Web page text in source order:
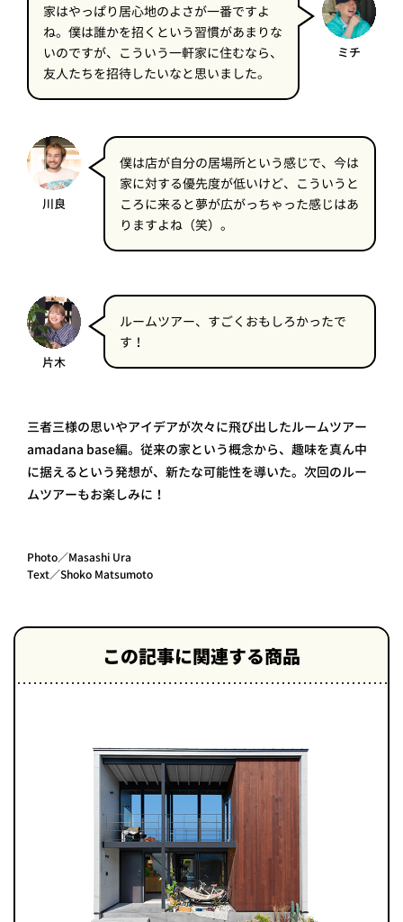
ミチ
家はやっぱり居心地のよさが一番ですよ
ね。僕は誰かを招くという習慣があまりな
いのですが、こういう一軒家に住むなら、
友人たちを招待したいなと思いました。
川良
僕は店が自分の居場所という感じで、今は
家に対する優先度が低いけど、こういうと
ころに来ると夢が広がっちゃった感じはあ
りますよね（笑）。
片木
ルームツアー、すごくおもしろかったで
す！
三者三様の思いやアイデアが次々に飛び出したルームツアー
amadana base編。従来の家という概念から、趣味を真ん中
に据えるという発想が、新たな可能性を導いた。次回のルー
ムツアーもお楽しみに！
Photo／Masashi Ura
Text／Shoko Matsumoto
この記事に関連する商品